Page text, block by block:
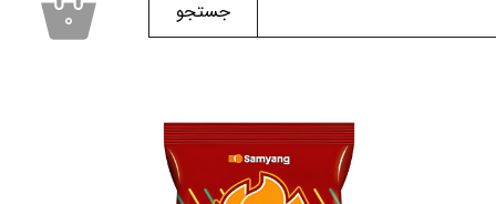
جستجو ۰